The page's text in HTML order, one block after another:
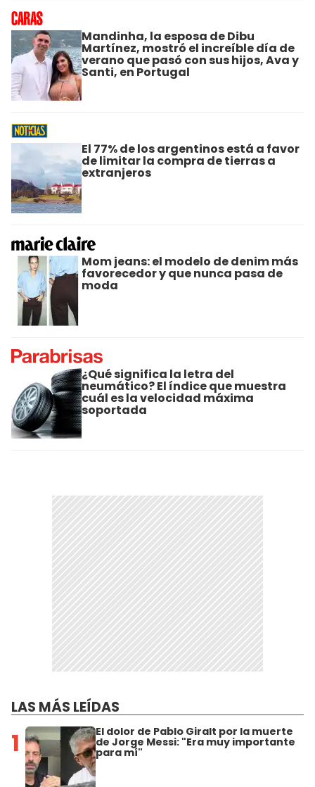
Mandinha, la esposa de Dibu
Martínez, mostró el increíble día de
verano que pasó con sus hijos, Ava y
Santi, en Portugal
El 77% de los argentinos está a favor
de limitar la compra de tierras a
extranjeros
Mom jeans: el modelo de denim más
favorecedor y que nunca pasa de
moda
¿Qué significa la letra del
neumático? El índice que muestra
cuál es la velocidad máxima
soportada
LAS MÁS LEÍDAS
1 El dolor de Pablo Giralt por la muerte
de Jorge Messi: "Era muy importante
para mí"